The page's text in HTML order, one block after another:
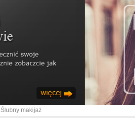
Ślubny makijaż